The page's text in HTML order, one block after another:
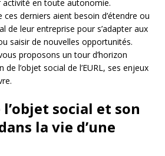
en toute autonomie.
ces derniers aient besoin d’étendre ou
de leur entreprise pour s’adapter aux
saisir de nouvelles opportunités.
proposons un tour d’horizon
l’objet social de l’EURL, ses enjeux
social et son
la vie d’une